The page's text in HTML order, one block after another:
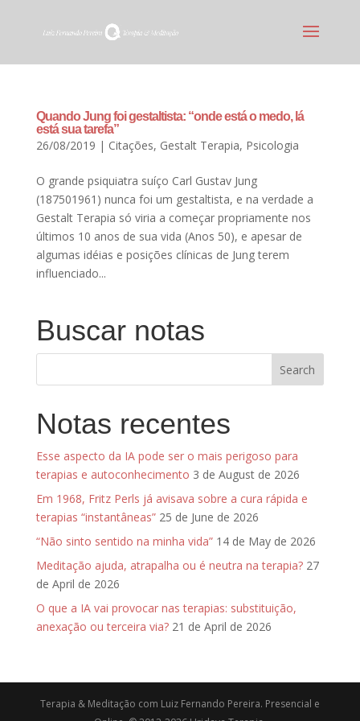
Quando Jung foi gestaltista: “onde está o medo, lá
está sua tarefa”
26/08/2019 | Citações, Gestalt Terapia, Psicologia
O grande psiquiatra suíço Carl Gustav Jung
(187501961) nunca foi um gestaltista, e na verdade a
Gestalt Terapia só viria a começar propriamente nos
últimos 10 anos de sua vida (Anos 50), e apesar de
algumas idéias e posições clínicas de Jung terem
influenciado...
Buscar notas
Notas recentes
Esse aspecto da IA pode ser o mais perigoso para
terapias e autoconhecimento 3 de August de 2026
Em 1968, Fritz Perls já avisava sobre a cura rápida e
terapias “instantâneas” 25 de June de 2026
“Não sinto sentido na minha vida” 14 de May de 2026
Meditação ajuda, atrapalha ou é neutra na terapia? 27
de April de 2026
O que a IA vai provocar nas terapias: substituição,
anexação ou terceira via? 21 de April de 2026
Terapia & Meditação com Luiz Fernando Pereira. Presencial e